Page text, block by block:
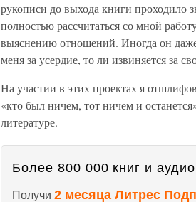
рукописи до выхода книги проходило
полностью рассчитаться со мной
выяснению отношений. Иногда он
меня за усердие, то ли извиняется за
На участии в этих проектах я
«кто был ничем, тот ничем и
литературе.
Более 800 000 книг и
Получи 2 месяца Литрес